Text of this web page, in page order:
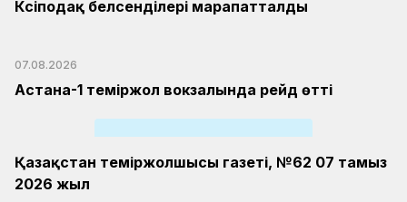
Кәсіподақ белсенділері марапатталды
07.08.2026
Астана-1 теміржол вокзалында рейд өтті
Қазақстан теміржолшысы газеті, №62 07 тамыз
2026 жыл